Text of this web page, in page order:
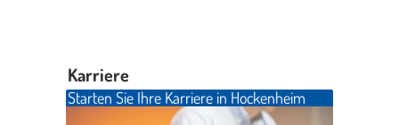
Karriere
Starten Sie Ihre Karriere in Hockenheim